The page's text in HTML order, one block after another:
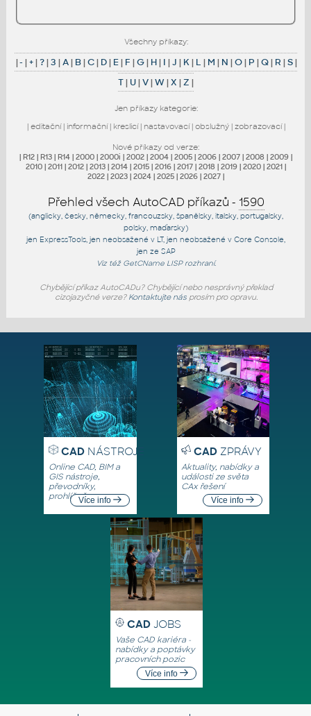
Všechny příkazy:
|- |+|?|3 |A| B|C| D| E| F |G| H| I |J | K| L | M | N |O| P |Q| R |S|
T| U|V|W|X |Z |
Jen příkazy kategorie:
| editační| informační| kreslicí| nastavovací| obslužný| zobrazovací|
Nové příkazy od verze:
| R12 | R13 | R14 | 2000 | 2000i | 2002 | 2004 | 2005 | 2006 | 2007 | 2008 | 2009 |
2010 | 2011 | 2012 | 2013 | 2014 | 2015 | 2016 | 2017 | 2018 | 2019 | 2020 | 2021 |
2022 | 2023 | 2024 | 2025 | 2026 | 2027 |
Přehled všech AutoCAD příkazů - 1590
(anglicky, česky, německy, francouzsky, španělsky, italsky, portugalsky,
polsky, maďarsky)
jen ExpressTools , jen neobsažené v LT, jen neobsažené v Core Console
jen ze SAP
Viz též GetCNameLISP rozhraní.
Chybějící příkaz AutoCADu? Chybějící nebo nesprávný překlad
cizojazyčné verze? Kontaktujte násprosím pro opravu.
CADNÁSTROJE
Online CAD, BIM a
GIS nástroje,
převodníky,
prohlížečeVíce info
CADZPRÁVY
Aktuality, nabídky a
události ze světa
CAx řešení
Více info
CAD JOBS
Vaše CAD kariéra -
nabídky a poptávky
pracovních pozic
Více info